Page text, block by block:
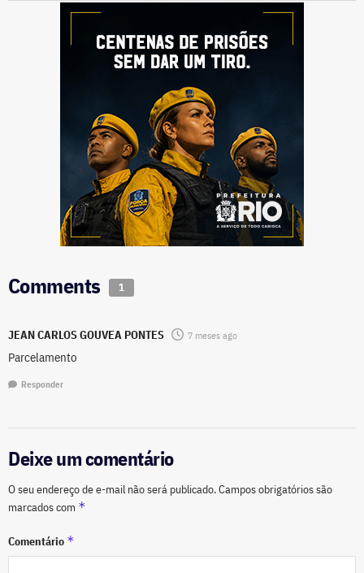
Comments 1
JEAN CARLOS GOUVEA PONTES 7 meses ago
Parcelamento
Responder
Deixe um comentário
O seu endereço de e-mail não será publicado.Campos obrigatórios são
marcados com *
Comentário *